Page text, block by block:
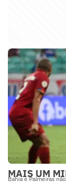
Bahia e Palmeiras
MAIS UM